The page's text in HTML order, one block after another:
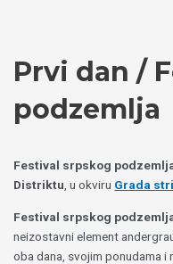
Prvi dan /
podzemlja
Festival srpskog
Distriktu , u okviru Grada
Festival srpskog
neizostavni element
oba dana, svojim ponudama